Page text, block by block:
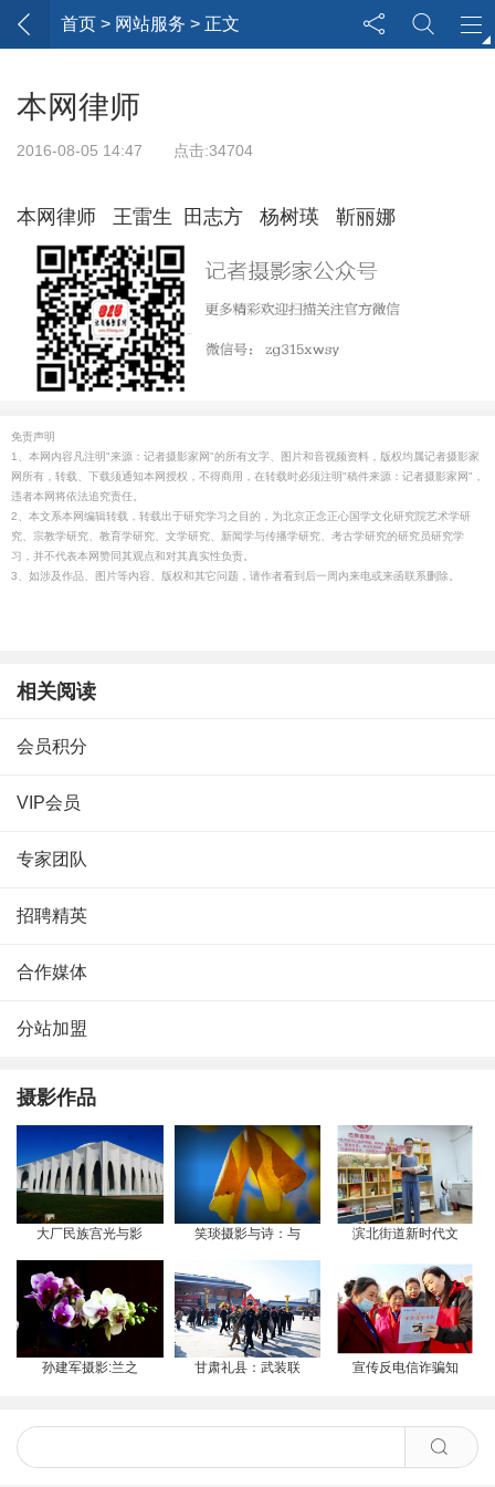
首页 > 网站服务 > 正文
本网律师
2016-08-05 14:47 点击:34704
本网律师 王雷生 田志方 杨树瑛 靳丽娜
免责声明
1、本网内容凡注明"来源：记者摄影家网"的所有文字、图片和音视频资料，版权均属记者摄影家
网所有，转载、下载须通知本网授权，不得商用，在转载时必须注明"稿件来源：记者摄影家网"，
违者本网将依法追究责任。
2、本文系本网编辑转载，转载出于研究学习之目的，为北京正念正心国学文化研究院艺术学研
究、宗教学研究、教育学研究、文学研究、新闻学与传播学研究、考古学研究的研究员研究学
习，并不代表本网赞同其观点和对其真实性负责。
3、如涉及作品、图片等内容、版权和其它问题，请作者看到后一周内来电或来函联系删除。
相关阅读
会员积分
VIP会员
专家团队
招聘精英
合作媒体
分站加盟
摄影作品
大厂民族宫光与影 笑琰摄影与诗：与 滨北街道新时代文
孙建军摄影:兰之 甘肃礼县：武装联 宣传反电信诈骗知